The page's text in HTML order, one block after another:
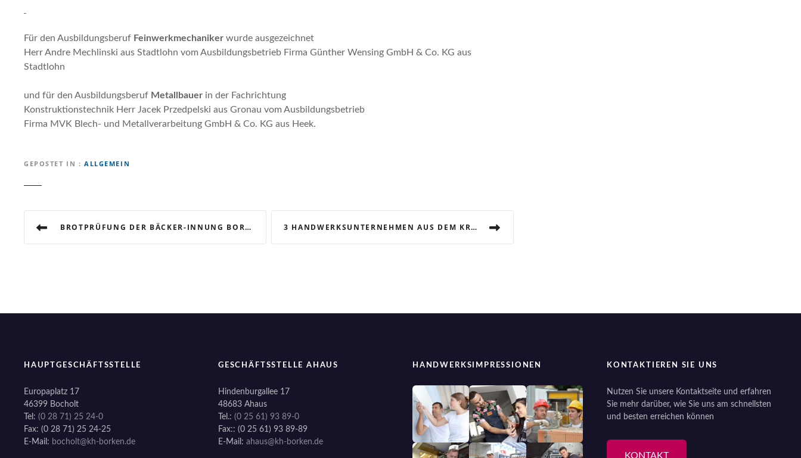
Für den Ausbildungsberuf Feinwerkmechaniker wurde ausgezeichnet
Herr Andre Mechlinski aus Stadtlohn vom Ausbildungsbetrieb Firma Günther Wensing GmbH & Co. KG aus
Stadtlohn
und für den Ausbildungsberuf Metallbauer in der Fachrichtung
Konstruktionstechnik Herr Jacek Przedpelski aus Gronau vom Ausbildungsbetrieb
Firma MVK Blech- und Metallverarbeitung GmbH & Co. KG aus Heek.
GEPOSTET IN ALLGEMEIN
r
g
s
n
a
BROTPRÜFUNG DER BÄCKER-INNUNG BORKEN 3 HANDWERKSUNTERNEHMEN AUS DEM KREIS BORKEN AUF DER BOUWBEURS IN UTRECHT
HAUPTGESCHÄFTSSTELLE
Europaplatz 17
46399 Bocholt
Tel: (0 28 71) 25 24-0
Fax: (0 28 71) 25 24-25
E-Mail: bocholt@kh-borken.de
GESCHÄFTSSTELLE AHAUS
Hindenburgallee 17
48683 Ahaus
Tel.: (0 25 61) 93 89-0
Fax:: (0 25 61) 93 89-89
E-Mail: ahaus@kh-borken.de
HANDWERKSIMPRESSIONEN KONTAKTIEREN SIE UNS
Nutzen Sie unsere Kontaktseite und erfahren
Sie mehr darüber, wie Sie uns am schnellsten
und besten erreichen können
KONTAKT